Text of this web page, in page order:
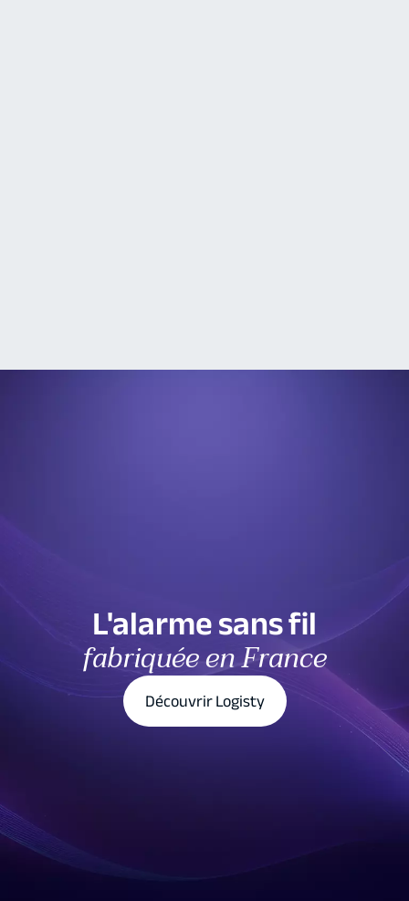
L'alarme sans fil
fabriquée en France
Découvrir Logisty